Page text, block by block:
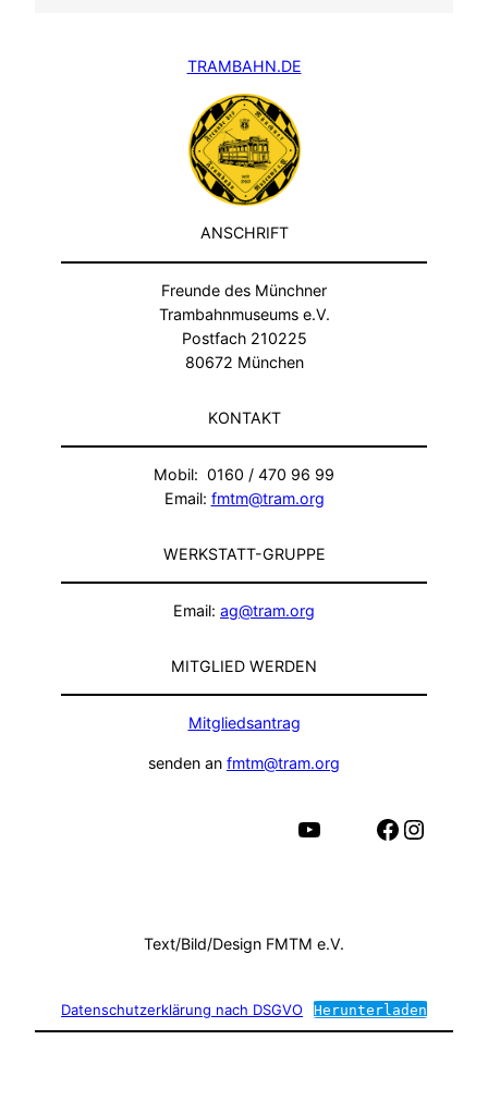
TRAMBAHN.DE
ANSCHRIFT
Freunde des Münchner
Trambahnmuseums e.V.
Postfach 210225
80672 München
KONTAKT
Mobil: 0160 / 470 96 99
Email: fmtm@tram.org
WERKSTATT-GRUPPE
Email: ag@tram.org
MITGLIED WERDEN
Mitgliedsantrag
senden an fmtm@tram.org
Facebook Instagram
YouTube
Text/Bild/Design FMTM e.V.
Datenschutzerklärung nach DSGVO Herunterladen